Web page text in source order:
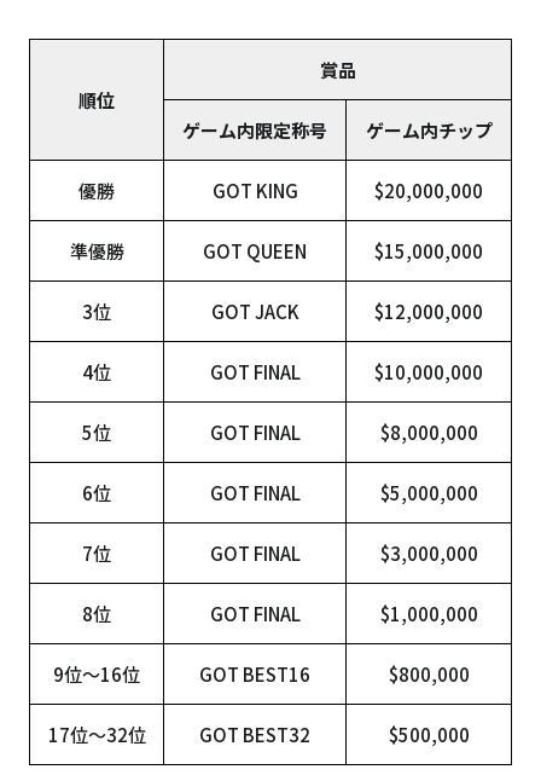
順位
賞品
ゲーム内限定称号 ゲーム内チップ
優勝 GOT KING $20,000,000
準優勝 GOT QUEEN $15,000,000
3位 GOT JACK $12,000,000
4位 GOT FINAL $10,000,000
5位 GOT FINAL $8,000,000
6位 GOT FINAL $5,000,000
7位 GOT FINAL $3,000,000
8位 GOT FINAL $1,000,000
9位～16位 GOT BEST16 $800,000
17位～32位 GOT BEST32 $500,000